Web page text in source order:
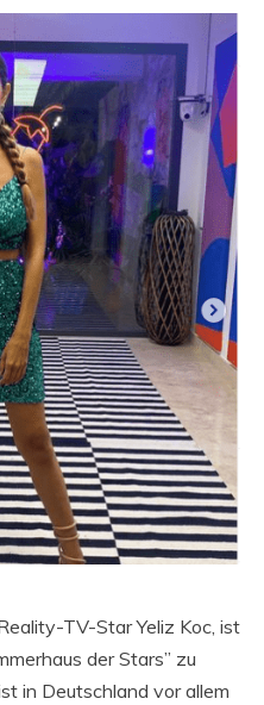
TV-Star Yeliz Koc, ist
der Stars” zu
in Deutschland vor allem